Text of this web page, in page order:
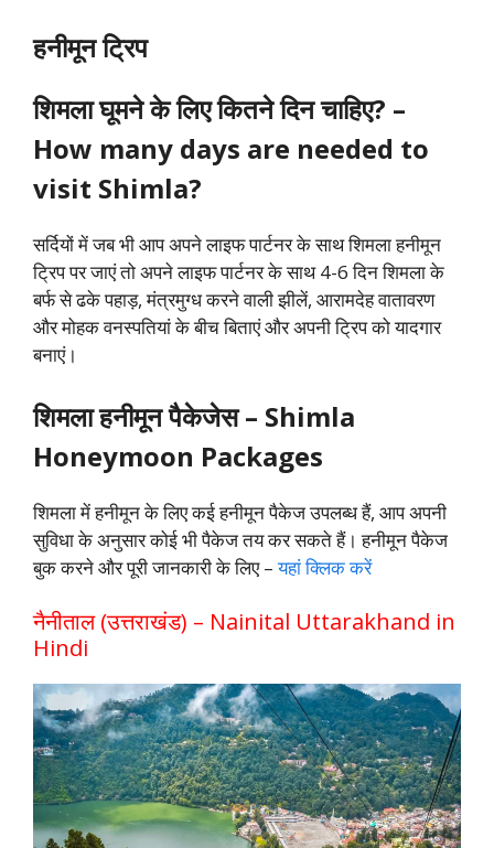
हनीमून ट्रिप
शिमलाघूमने के लिए कितने दिन चाहिए? –
How many days are needed to
visit Shimla?
सर्दियों में जब भी आप अपने लाइफ पार्टनर के साथशिमलाहनीमून
ट्रिप पर जाएं तो अपने लाइफ पार्टनर के साथ 4-6 दिनशिमलाके
बर्फ से ढके पहाड़, मंत्रमुग्ध करने वाली झीलें, आरामदेह वातावरण
और मोहक वनस्पतियां के बीच बिताएं और अपनी ट्रिप को यादगार
बनाएं।
शिमलाहनीमून पैकेजेस – Shimla
Honeymoon Packages
शिमलामें हनीमून के लिए कई हनीमून पैकेज उपलब्ध हैं, आप अपनी
सुविधा के अनुसार कोई भी पैकेज तय कर सकते हैं। हनीमून पैकेज
बुक करने और पूरी जानकारी के लिए –यहां क्लिक करें
नैनीताल (उत्तराखंड) – Nainital Uttarakhand in
Hindi